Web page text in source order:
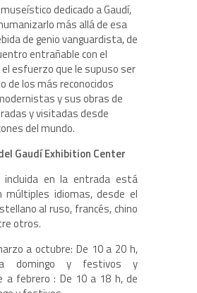
dedicado a Gaudí,
más allá de esa
de genio vanguardista, de
entrañable con el
esfuerzo que le supuso ser
de los más reconocidos
y sus obras de
y visitadas desde
del mundo.
Gaudí Exhibition Center
incluida en la entrada está
múltiples idiomas, desde el
al ruso, francés, chino
otros.
a octubre: De 10 a 20 h,
domingo y festivos y
a febrero : De 10 a 18 h, de